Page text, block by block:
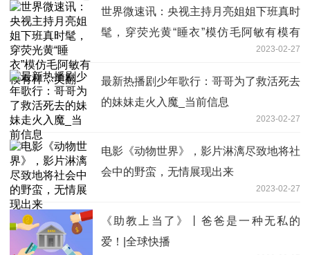
世界微速讯：央视主持月亮姐姐下班真时
髦，穿荧光黄“睡衣”模仿毛阿敏有模有
2023-02-27
最新热播剧少年歌行：哥哥为了救活死去
的妹妹走火入魔_当前信息
2023-02-27
电影《动物世界》，影片淋漓尽致地将社
会中的野蛮，无情展现出来
2023-02-27
《助教上当了》丨爸爸是一种无私的
爱！|全球快播